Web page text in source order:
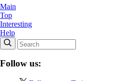
Main
Top
Interesting
Help
Follow us: